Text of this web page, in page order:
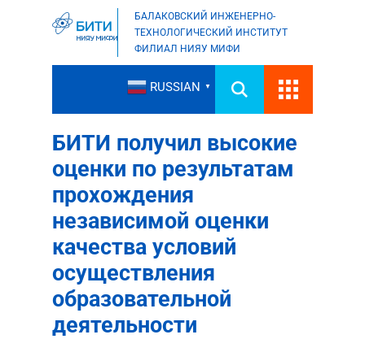
БАЛАКОВСКИЙ ИНЖЕНЕРНО-
ТЕХНОЛОГИЧЕСКИЙ ИНСТИТУТ
ФИЛИАЛ НИЯУ МИФИ
RUSSIAN ▼
БИТИ получил высокие
оценки по результатам
прохождения
независимой оценки
качества условий
осуществления
образовательной
деятельности